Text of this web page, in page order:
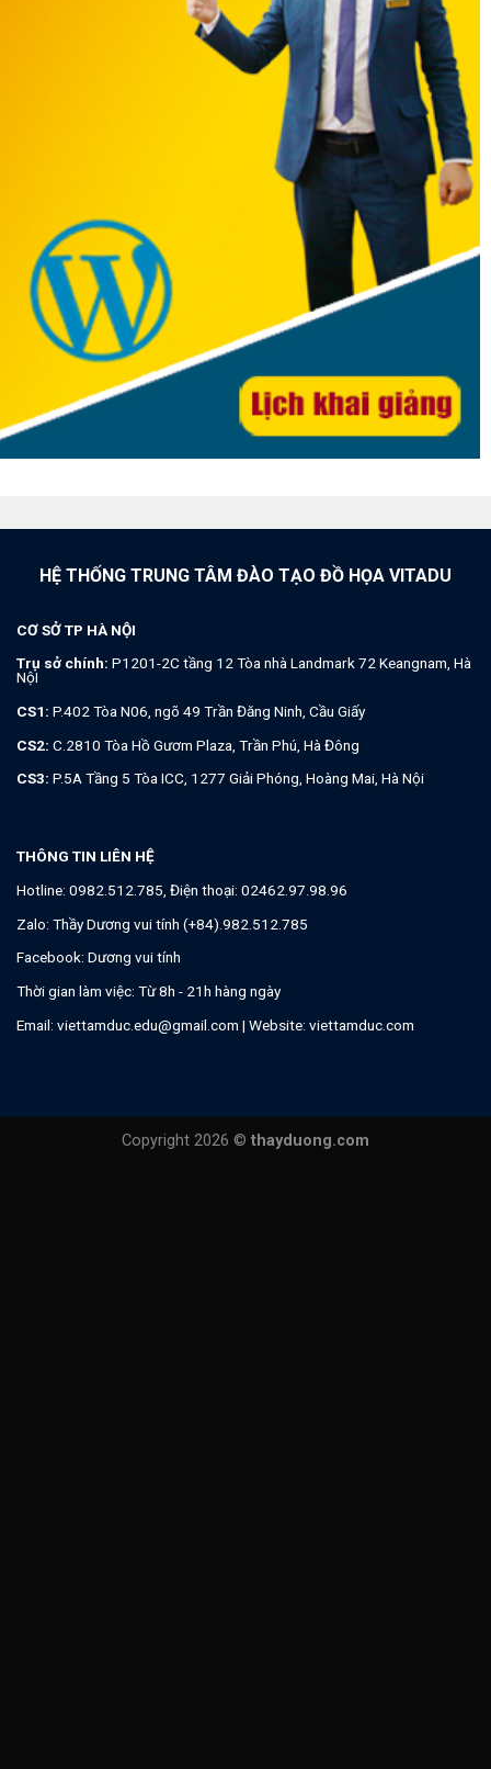
HỆ THỐNG TRUNG TÂM ĐÀO TẠO ĐỒ HỌA VITADU
CƠ SỞ TP HÀ NỘI
Trụ sở chính: P1201-2C tầng 12 Tòa nhà Landmark 72 Keangnam, Hà
NộI
CS1: P.402 Tòa N06, ngõ 49 Trần Đăng Ninh, Cầu Giấy
CS2: C.2810 Tòa Hồ Gươm Plaza, Trần Phú, Hà Đông
CS3: P.5A Tầng 5 Tòa ICC, 1277 Giải Phóng, Hoàng Mai, Hà Nội
THÔNG TIN LIÊN HỆ
Hotline: 0982.512.785 , Điện thoại: 02462.97.98.96
Zalo: Thầy Dương vui tính (+84).982.512.785
Facebook: Dương vui tính
Thời gian làm việc: Từ 8h - 21h hàng ngày
Email: viettamduc.edu@gmail.com | Website: viettamduc.com
Copyright 2026 © thayduong.com